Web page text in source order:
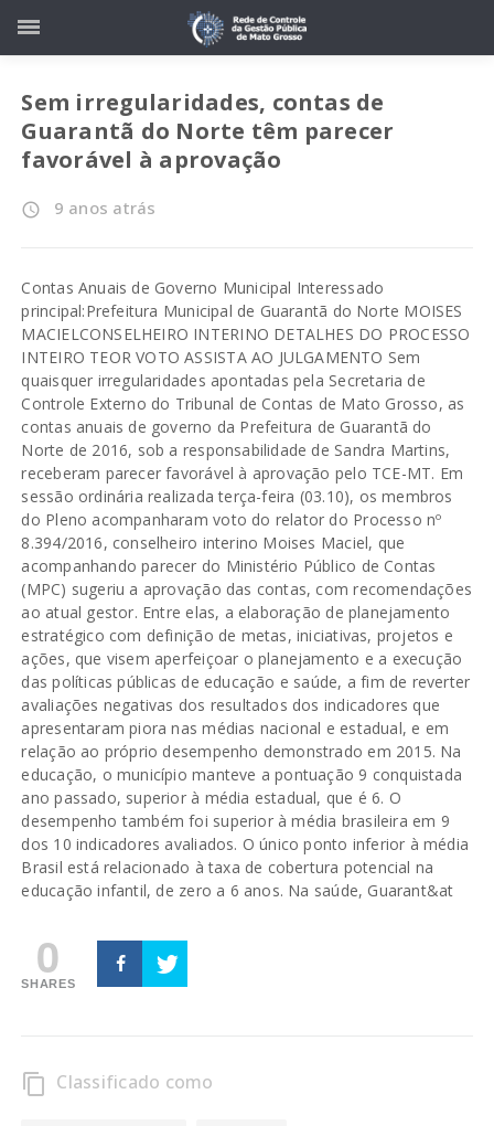
Sem irregularidades, contas de
Guarantã do Norte têm parecer
favorável à aprovação
access_time 9 anos atrás
Contas Anuais de Governo Municipal Interessado
principal:Prefeitura Municipal de Guarantã do Norte MOISES
MACIELCONSELHEIRO INTERINO DETALHES DO PROCESSO
INTEIRO TEOR VOTO ASSISTA AO JULGAMENTO Sem
quaisquer irregularidades apontadas pela Secretaria de
Controle Externo do Tribunal de Contas de Mato Grosso, as
contas anuais de governo da Prefeitura de Guarantã do
Norte de 2016, sob a responsabilidade de Sandra Martins,
receberam parecer favorável à aprovação pelo TCE-MT. Em
sessão ordinária realizada terça-feira (03.10), os membros
do Pleno acompanharam voto do relator do Processo nº
8.394/2016, conselheiro interino Moises Maciel, que
acompanhando parecer do Ministério Público de Contas
(MPC) sugeriu a aprovação das contas, com recomendações
ao atual gestor. Entre elas, a elaboração de planejamento
estratégico com definição de metas, iniciativas, projetos e
ações, que visem aperfeiçoar o planejamento e a execução
das políticas públicas de educação e saúde, a fim de reverter
avaliações negativas dos resultados dos indicadores que
apresentaram piora nas médias nacional e estadual, e em
relação ao próprio desempenho demonstrado em 2015. Na
educação, o município manteve a pontuação 9 conquistada
ano passado, superior à média estadual, que é 6. O
desempenho também foi superior à média brasileira em 9
dos 10 indicadores avaliados. O único ponto inferior à média
Brasil está relacionado à taxa de cobertura potencial na
educação infantil, de zero a 6 anos. Na saúde, Guarant&at
0
SHARES
content_copy Classificado como